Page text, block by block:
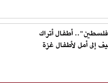
أطفال أتراك
إلى أمل لأطفال غزة